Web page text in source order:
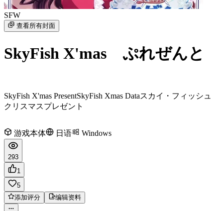
SFW
查看所有封面
SkyFish X'mas ぷれぜんと
SkyFish X'mas PresentSkyFish Xmas Dataスカイ・フィッシュ
クリスマスプレゼント
游戏本体 日语 Windows
293
1
5
添加评分
编辑资料